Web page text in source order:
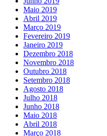
Maio 2019
Abril 2019
Março 2019
Fevereiro 2019
Janeiro 2019
Dezembro 2018
Novembro 2018
Outubro 2018
Setembro 2018
Agosto 2018
Julho 2018
Junho 2018
Maio 2018
Abril 2018
Março 2018